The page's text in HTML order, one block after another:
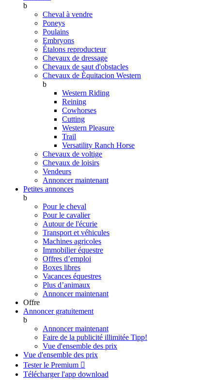
b
Cheval à vendre
Poneys
Poulains
Embryons
Étalons reproducteur
Chevaux de dressage
Chevaux de saut d'obstacles
Chevaux de Èquitacion Western
b
Western Riding
Reining
Cowhorses
Cutting
Western Pleasure
Trail
Versatility Ranch Horse
Chevaux de voltige
Chevaux de loisirs
Vendeurs
Annoncer maintenant
Petites annonces
b
Pour le cheval
Pour le cavalier
Autour de l'écurie
Transport et véhicules
Machines agricoles
Immobilier équestre
Offres d’emploi
Boxes libres
Vacances équestres
Plus d’animaux
Annoncer maintenant
Offre
Annoncer gratuitement
b
Annoncer maintenant
Faire de la publicité illimitée Tipp!
Vue d'ensemble des prix
Vue d'ensemble des prix
Tester le Premium 
Télécharger l'app download